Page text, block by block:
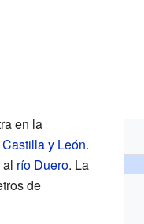
en la
Castilla y León.
río Duero. La
de